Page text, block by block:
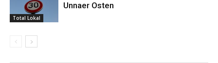
Total Lokal
Unnaer Osten